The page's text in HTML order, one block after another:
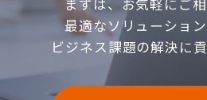
最適なソリューション
ビジネス課題の解決に